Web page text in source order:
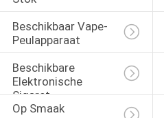
Beschikbaar Vape-
Peulapparaat
Beschikbare
Elektronische
Sigaret
Op Smaak